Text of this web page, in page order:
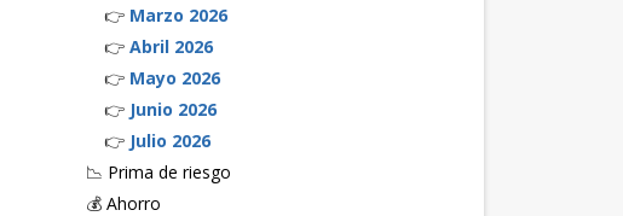
👉 Marzo 2026
👉 Abril 2026
👉 Mayo 2026
👉 Junio 2026
👉 Julio 2026
📉 Prima de riesgo
💰 Ahorro